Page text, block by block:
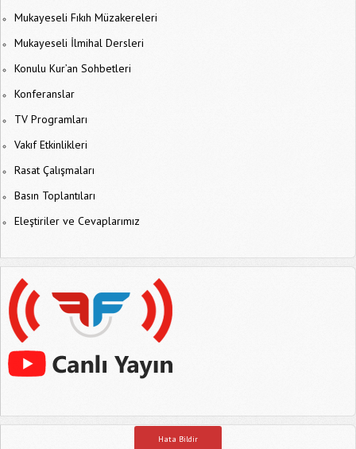
Mukayeseli Fıkıh Müzakereleri
Mukayeseli İlmihal Dersleri
Konulu Kur’an Sohbetleri
Konferanslar
TV Programları
Vakıf Etkinlikleri
Rasat Çalışmaları
Basın Toplantıları
Eleştiriler ve Cevaplarımız
Hata Bildir